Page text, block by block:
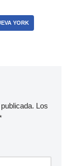
YORK
Los